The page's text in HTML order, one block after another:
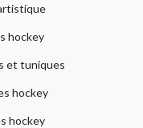
hockey
et tuniques
hockey
hockey